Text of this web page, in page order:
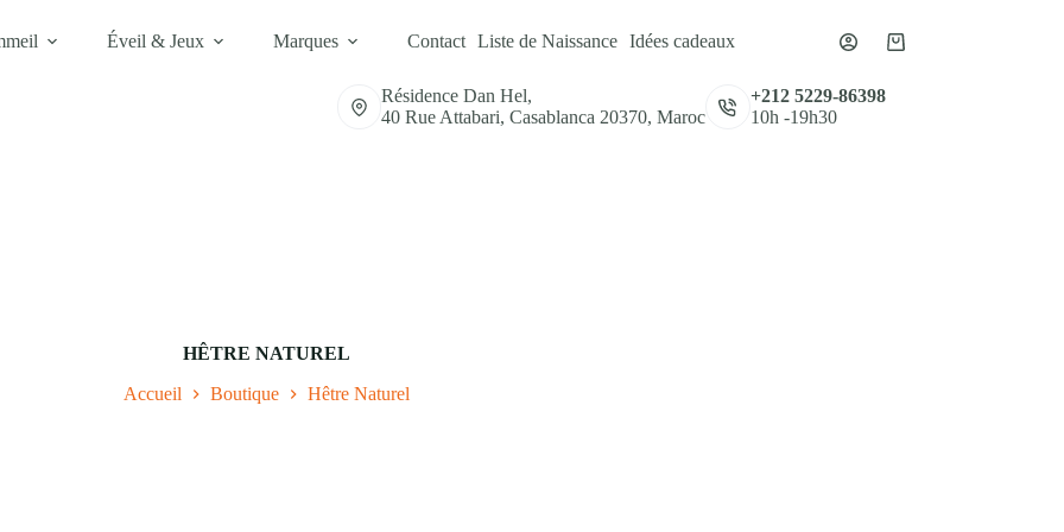
Résidence Dan Hel,
40 Rue Attabari, Casablanca 20370, Maroc
+212 5229-86398
10h -19h30
Éveil & Jeux Marques Contact Liste de Naissance Idées cadeaux
Panier
HÊTRE NATUREL
Accueil Boutique Hêtre Naturel